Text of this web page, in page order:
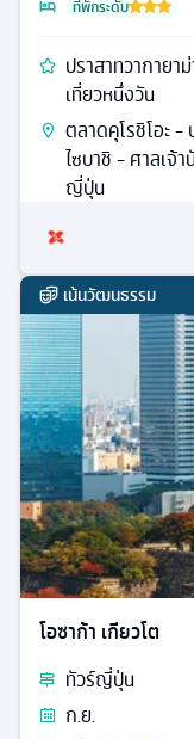
ที่พักระดับ
ปราสาทวากายา
เที่ยวหนึ่งวัน
ตลาดคุโรชิโอะ
ไซบาชิ - ศาลเจ้
ญี่ปุ่น
เน้นวัฒนธรรม
โอซาก้า เกียวโต
ทัวร์ญี่ปุ่น
ก.ย.